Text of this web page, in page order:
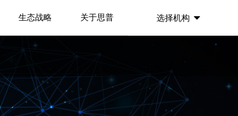
뀓
选择机构
生态战略 关于思普